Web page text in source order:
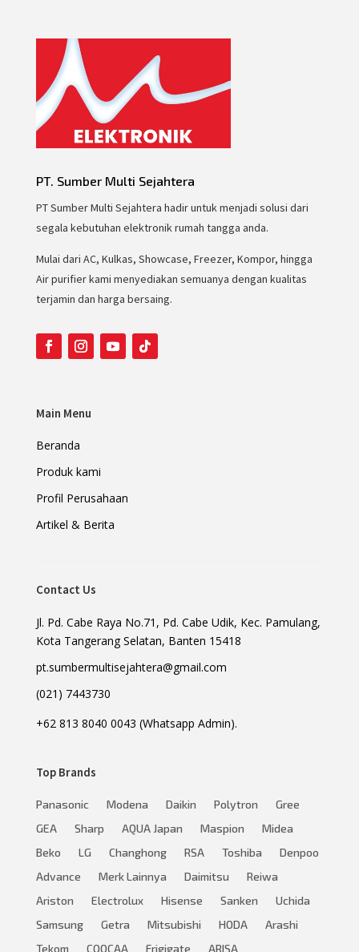
PT. Sumber Multi Sejahtera
PT Sumber Multi Sejahtera hadir untuk menjadi solusi dari
segala kebutuhan elektronik rumah tangga anda.
Mulai dari AC, Kulkas, Showcase, Freezer, Kompor, hingga
Air purifier kami menyediakan semuanya dengan kualitas
terjamin dan harga bersaing.
Main Menu
Beranda
Produk kami
Profil Perusahaan
Artikel & Berita
Contact Us
Jl. Pd. Cabe Raya No.71, Pd. Cabe Udik, Kec. Pamulang,
Kota Tangerang Selatan, Banten 15418
pt.sumbermultisejahtera@gmail.com
(021) 7443730
+62 813 8040 0043 (Whatsapp Admin).
Top Brands
Panasonic Modena Daikin Polytron
Gree
GEA
Sharp AQUA Japan Maspion
Midea
Beko
LG Changhong RSA Toshiba
Denpoo
Advance
Merk Lainnya Daimitsu
Reiwa
Ariston
Electrolux Hisense Sanken
Uchida
Samsung
Getra Mitsubishi HODA
Arashi
Tekom
COOCAA Frigigate ARISA